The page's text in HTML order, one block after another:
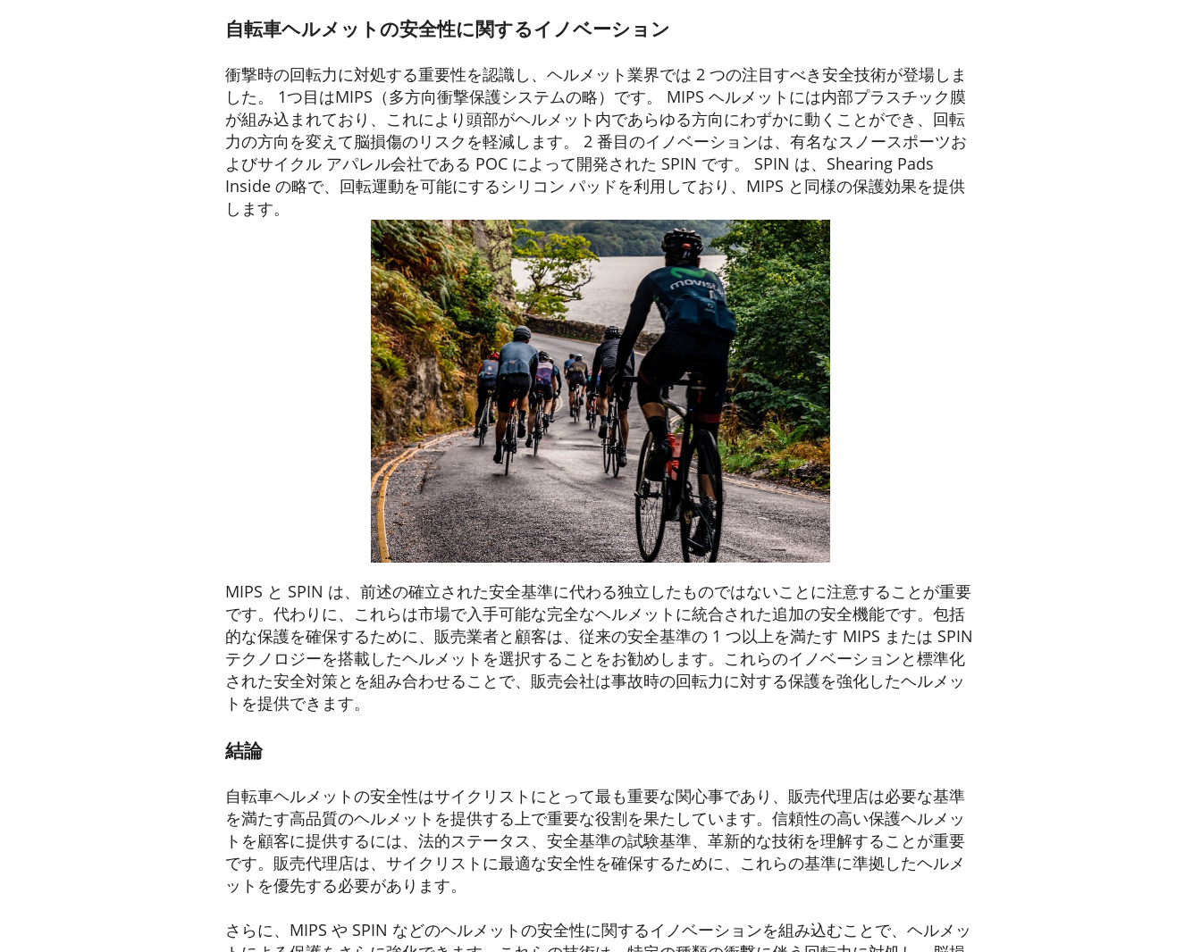
自転車ヘルメットの安全性に関するイノベーション
衝撃時の回転力に対処する重要性を認識し、ヘルメット業界では 2 つの注目すべき安全技術が登場しま
した。 1つ目はMIPS（多方向衝撃保護システムの略）です。 MIPS ヘルメットには内部プラスチック膜
が組み込まれており、これにより頭部がヘルメット内であらゆる方向にわずかに動くことができ、回転
力の方向を変えて脳損傷のリスクを軽減します。 2 番目のイノベーションは、有名なスノースポーツお
よびサイクル アパレル会社である POC によって開発された SPIN です。 SPIN は、Shearing Pads
Inside の略で、回転運動を可能にするシリコン パッドを利用しており、MIPS と同様の保護効果を提供
します。
MIPS と SPIN は、前述の確立された安全基準に代わる独立したものではないことに注意することが重要
です。代わりに、これらは市場で入手可能な完全なヘルメットに統合された追加の安全機能です。包括
的な保護を確保するために、販売業者と顧客は、従来の安全基準の 1 つ以上を満たす MIPS または SPIN
テクノロジーを搭載したヘルメットを選択することをお勧めします。これらのイノベーションと標準化
された安全対策とを組み合わせることで、販売会社は事故時の回転力に対する保護を強化したヘルメッ
トを提供できます。
結論
自転車ヘルメットの安全性はサイクリストにとって最も重要な関心事であり、販売代理店は必要な基準
を満たす高品質のヘルメットを提供する上で重要な役割を果たしています。信頼性の高い保護ヘルメッ
トを顧客に提供するには、法的ステータス、安全基準の試験基準、革新的な技術を理解することが重要
です。販売代理店は、サイクリストに最適な安全性を確保するために、これらの基準に準拠したヘルメ
ットを優先する必要があります。
さらに、MIPS や SPIN などのヘルメットの安全性に関するイノベーションを組み込むことで、ヘルメッ